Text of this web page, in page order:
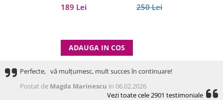
250 Lei
189 Lei
ADAUGA IN COS
Perfecte, vă mulțumesc, mult succes în continuare!
Postat de Magda Marinescu in 06.02.2026
Vezi toate cele 2901 testimoniale